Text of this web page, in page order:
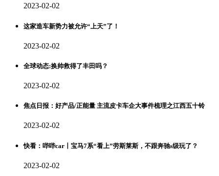
2023-02-02
这家造车新势力被允许“上天”了！
2023-02-02
全球动态:换帅救得了丰田吗？
2023-02-02
焦点日报：好产品/正能量 主流皮卡车企大事件梳理之江西五十铃
2023-02-02
快看：哔哔car丨宝马7系“看上”劳斯莱斯，不跟奔驰s级玩了？
2023-02-02